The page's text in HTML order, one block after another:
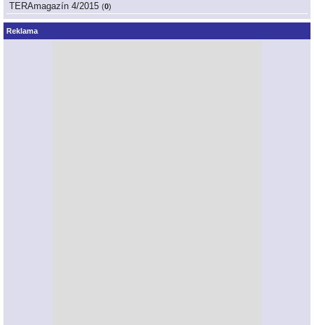
TERAmagazín 4/2015 (0)
Reklama